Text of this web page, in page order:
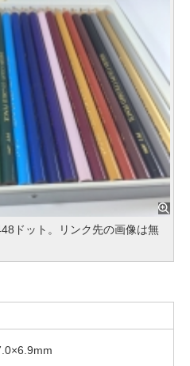
ドット。リンク先の画像は無